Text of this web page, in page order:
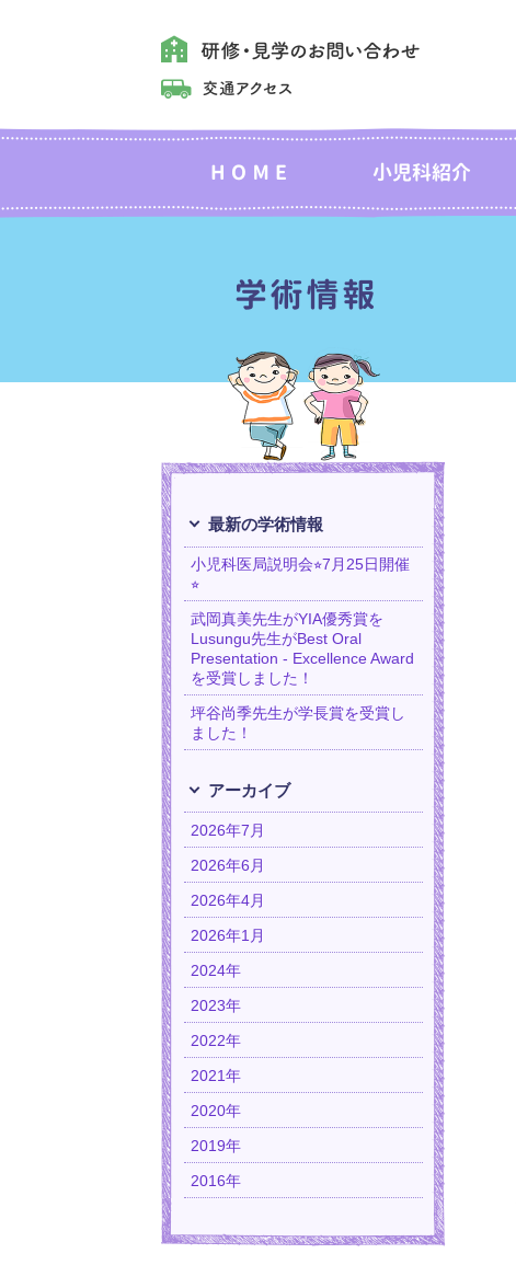
最新の学術情報
小児科医局説明会⭐︎7月25日開催
⭐︎
武岡真美先生がYIA優秀賞を
Lusungu先生がBest Oral
Presentation - Excellence Award
を受賞しました！
坪谷尚季先生が学長賞を受賞し
ました！
アーカイブ
2026年7月
2026年6月
2026年4月
2026年1月
2024年
2023年
2022年
2021年
2020年
2019年
2016年